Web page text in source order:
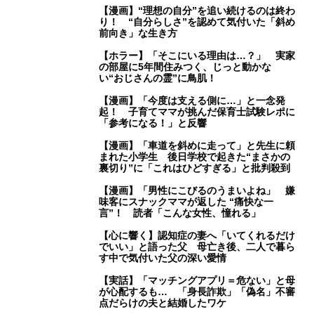
【漫画】“理想の自分”を追い続けるのは終わ
り！ “自分らしさ”を認めて気付いた「斜め
前向き」な生き方
【ホラー】「そこにいる理由は…？」 実家
の部屋に5年間住みつく、じっと動かな
い“おじさんの霊”に鳥肌！
【漫画】「今度は支える側に…」と一念発
起！ 子育てママが挑んだ保育士試験レポに
「参考になる！」と反響
【漫画】「車道を斜めに走って」と先生に頼
まれた小学生 後日学校で起きた“まさかの
裏切り”に「これはひどすぎる」と批判殺到
【漫画】「男性にこびるのうまいよね」 嫌
味客にスナックママが返した “痛快な一
言”！ 読者「こんな女性、憧れる」
【心に響く】認知症の妻へ「いてくれるだけ
でいい」と語った父 母亡き後、二人で暮ら
す中で気付いた父の深い愛情
【実話】「マッチングアプリ＝危ない」と母
が心配するも… 「身長詐欺」「偽名」不審
点だらけの夫と結婚したワケ